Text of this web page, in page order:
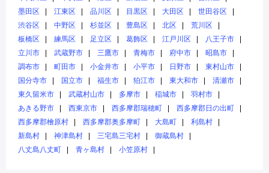
墨田区
江東区 品川区 目黒区 大田区
世田谷区
渋谷区
中野区 杉並区 豊島区 北区
荒川区
板橋区
練馬区 足立区 葛飾区 江戸川区
八王子市
立川市
武蔵野市 三鷹市 青梅市 府中市
昭島市
調布市
町田市 小金井市 小平市 日野市
東村山市
国分寺市
国立市 福生市 狛江市 東大和市
清瀬市
東久留米市
武蔵村山市 多摩市 稲城市
羽村市
あきる野市
西東京市 西多摩郡瑞穂町
西多摩郡日の出町
西多摩郡檜原村
西多摩郡奥多摩町 大島町
利島村
新島村
神津島村 三宅島三宅村
御蔵島村
八丈島八丈町
青ヶ島村 小笠原村